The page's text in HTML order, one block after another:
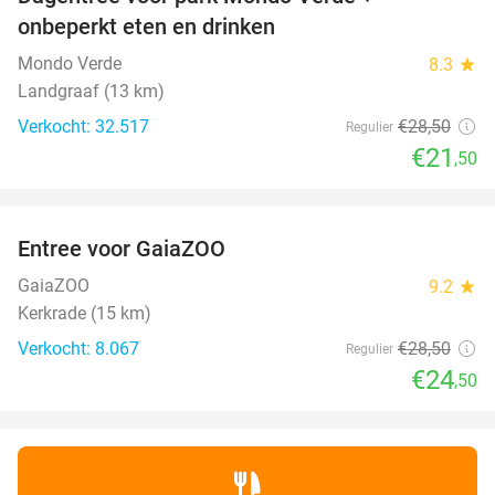
onbeperkt eten en drinken
Mondo Verde 8.3 star
Landgraaf (13 km)
Verkocht: 32.517
Regulier €28,50
€21 ,50
Entree voor GaiaZOO
GaiaZOO 9.2 star
Kerkrade (15 km)
Verkocht: 8.067
Regulier €28,50
€24,50